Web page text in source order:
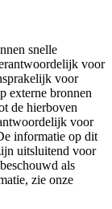
snelle
voor
voor
externe bronnen
de hierboven
voor
informatie op dit
uitsluitend voor
als
zie onze